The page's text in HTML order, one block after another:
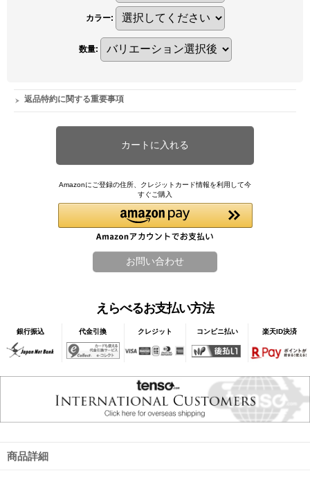
カラー:
数量:
返品特約に関する重要事項
Amazonにご登録の住所、クレジットカード情報を利用して今
すぐご購入
えらべるお支払い方法
銀行振込 代金引換 クレジット コンビニ払い 楽天ID決済
商品詳細